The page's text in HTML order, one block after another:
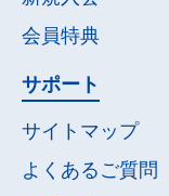
会員特典
サポート
サイトマップ
よくあるご質問